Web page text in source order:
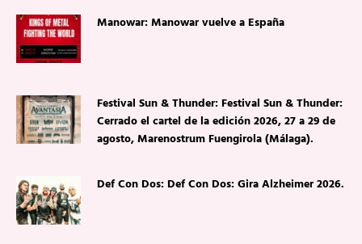
Manowar: Manowar vuelve a España
Festival Sun & Thunder: Festival Sun & Thunder:
Cerrado el cartel de la edición 2026, 27 a 29 de
agosto, Marenostrum Fuengirola (Málaga).
Def Con Dos: Def Con Dos: Gira Alzheimer 2026.